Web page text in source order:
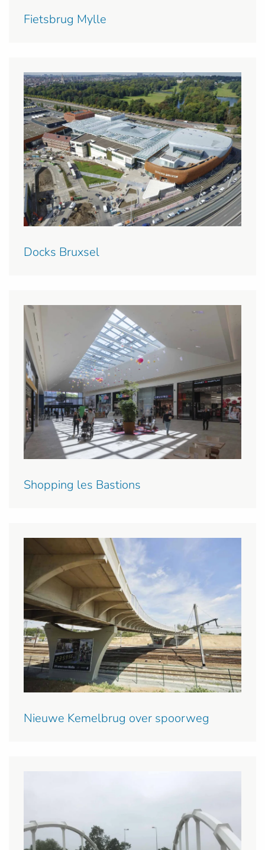
Fietsbrug Mylle
Docks Bruxsel
Shopping les Bastions
Nieuwe Kemelbrug over spoorweg